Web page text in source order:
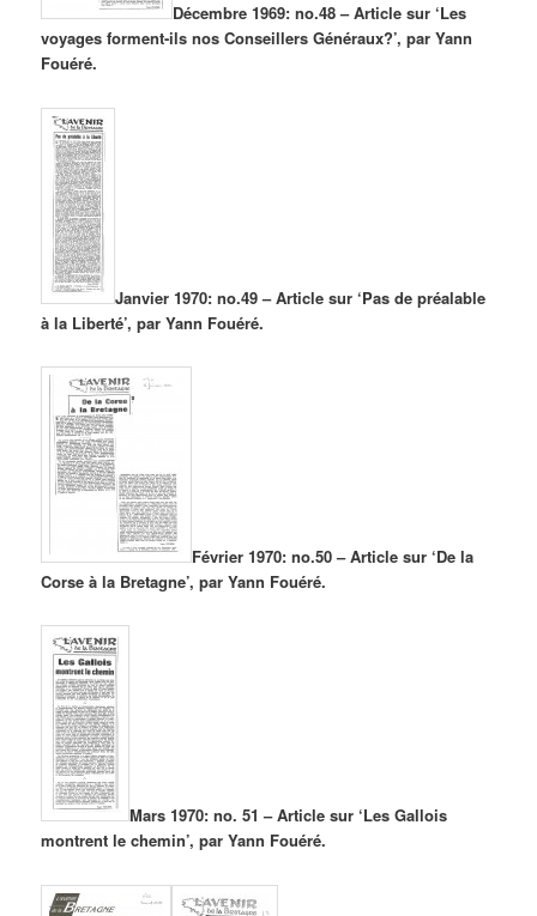
Décembre 1969: no.48 – Article sur ‘Les
voyages forment-ils nos Conseillers Généraux?’, par Yann
Fouéré.
Janvier 1970: no.49 – Article sur ‘Pas de préalable
à la Liberté’, par Yann Fouéré.
Février 1970: no.50 – Article sur ‘De la
Corse à la Bretagne’, par Yann Fouéré.
Mars 1970: no. 51 – Article sur ‘Les Gallois
montrent le chemin’, par Yann Fouéré.